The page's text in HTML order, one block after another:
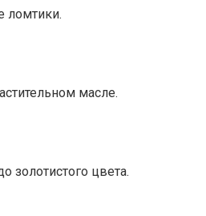
ломтики.
масле.
золотистого цвета.